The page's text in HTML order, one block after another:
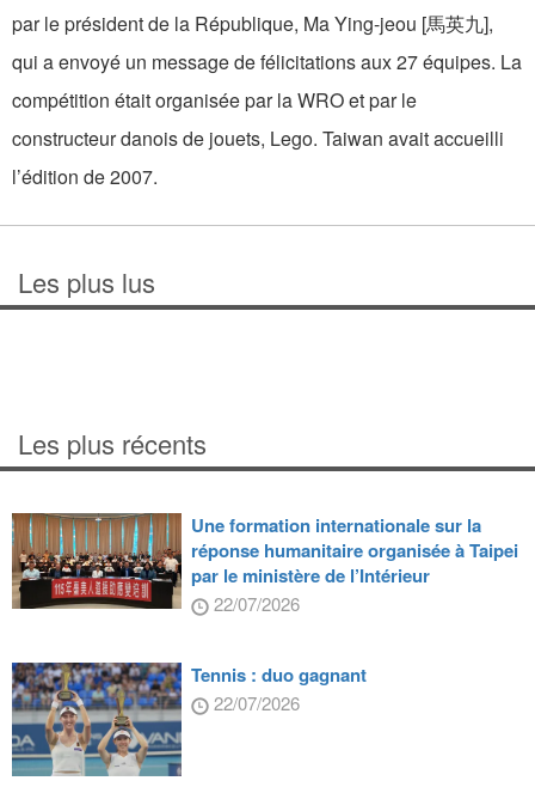
par le président de la République, Ma Ying-jeou [馬英九],
qui a envoyé un message de félicitations aux 27 équipes. La
compétition était organisée par la WRO et par le
constructeur danois de jouets, Lego. Taiwan avait accueilli
l’édition de 2007.
Les plus lus
Les plus récents
Une formation internationale sur la
réponse humanitaire organisée à Taipei
par le ministère de l’Intérieur
22/07/2026
Tennis : duo gagnant
22/07/2026